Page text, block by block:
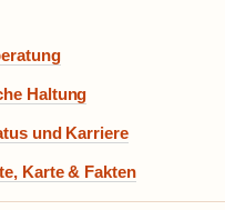
Haltung
und Karriere
Karte & Fakten